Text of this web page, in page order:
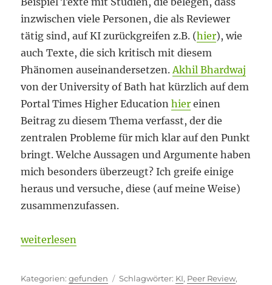
inzwischen viele Personen, die als Reviewer
tätig sind, auf KI zurückgreifen z.B. (hier), wie
auch Texte, die sich kritisch mit diesem
Phänomen auseinandersetzen. Akhil Bhardwaj
von der University of Bath hat kürzlich auf dem
Portal Times Higher Educationhier einen
Beitrag zu diesem Thema verfasst, der die
zentralen Probleme für mich klar auf den Punkt
bringt. Welche Aussagen und Argumente haben
mich besonders überzeugt? Ich greife einige
heraus und versuche, diese (auf meine Weise)
zusammenzufassen.
„KI-Tools ringen nicht miteinander“
weiterlesen
Kategorien
gefunden Schlagwörter
KI, Peer Review,